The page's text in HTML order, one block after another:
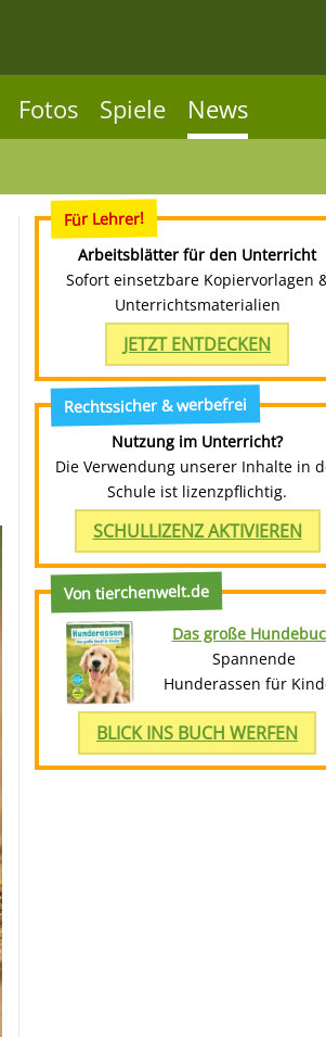
Fotos Spiele News
Für Lehrer!
Arbeitsblätter für den Unterricht
Sofort einsetzbare Kopiervorlagen
Unterrichtsmaterialien
JETZT ENTDECKEN
Rechtssicher & werbefrei
Nutzung im Unterricht?
Die Verwendung unserer Inhalte in
Schule ist lizenzpflichtig.
SCHULLIZENZ AKTIVIEREN
Von tierchenwelt.de
Das große
Spannende
Hunderassen für
BLICK INS BUCH WERFEN